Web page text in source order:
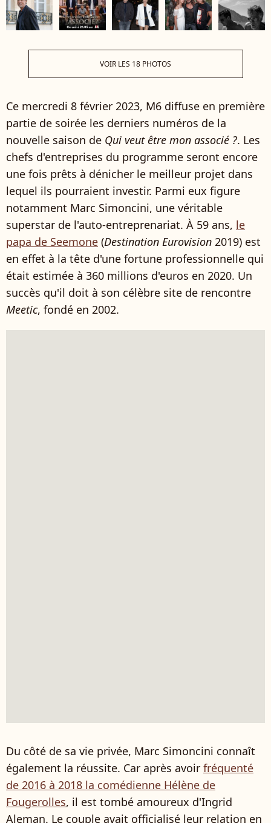
VOIR LES 18 PHOTOS
Ce mercredi 8 février 2023, M6 diffuse en première
partie de soirée les derniers numéros de la
nouvelle saison de Qui veut être mon associé ?. Les
chefs d'entreprises du programme seront encore
une fois prêts à dénicher le meilleur projet dans
lequel ils pourraient investir. Parmi eux figure
notamment Marc Simoncini, une véritable
superstar de l'auto-entreprenariat. À 59 ans, le
papa de Seemone (Destination Eurovision 2019) est
en effet à la tête d'une fortune professionnelle qui
était estimée à 360 millions d'euros en 2020. Un
succès qu'il doit à son célèbre site de rencontre
Meetic, fondé en 2002.
Du côté de sa vie privée, Marc Simoncini connaît
également la réussite. Car après avoir fréquenté
de 2016 à 2018 la comédienne Hélène de
Fougerolles, il est tombé amoureux d'Ingrid
Aleman. Le couple avait officialisé leur relation en